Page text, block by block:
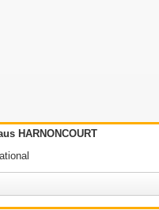
HARNONCOURT